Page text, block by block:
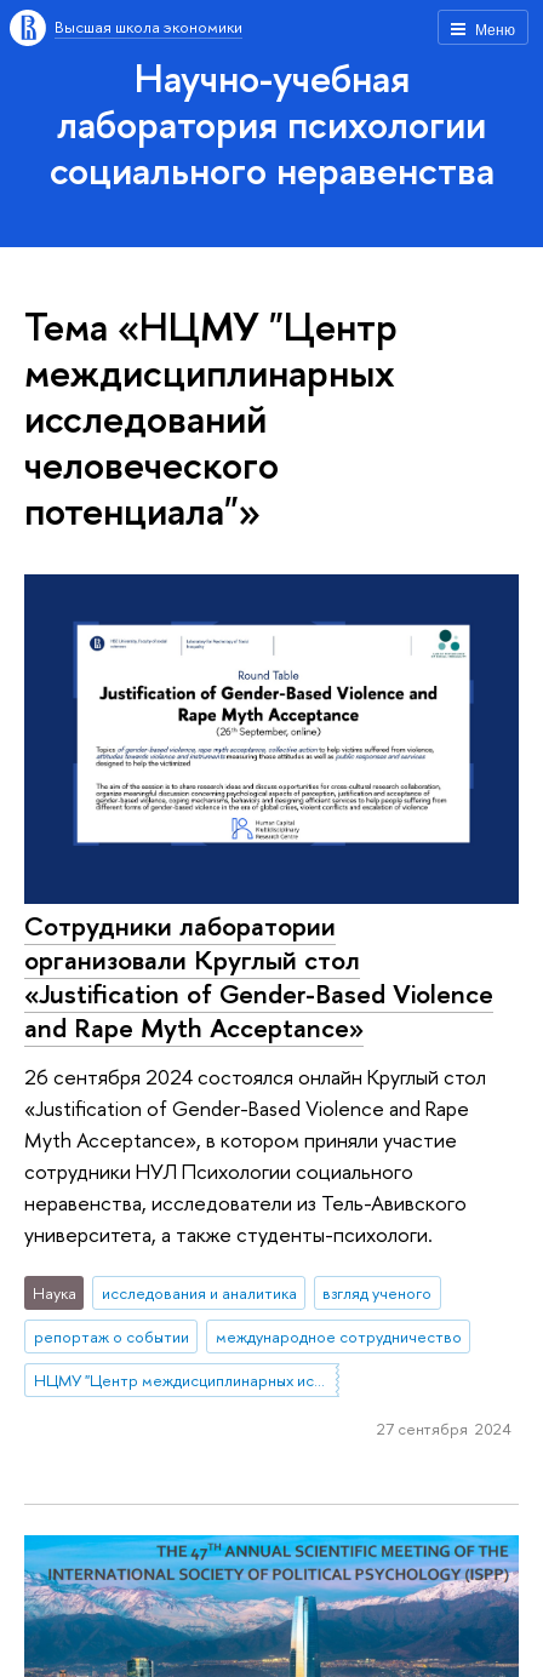
Меню
Высшая школа экономики
Научно-учебная
лаборатория психологии
социального неравенства
Тема «НЦМУ "Центр
междисциплинарных
исследований
человеческого
потенциала"»
Сотрудники лаборатории
организовали Круглый стол
«Justification of Gender-Based Violence
and Rape Myth Acceptance»
26 сентября 2024 состоялся онлайн Круглый стол
«Justification of Gender-Based Violence and Rape
Myth Acceptance», в котором приняли участие
сотрудники НУЛ Психологии социального
неравенства, исследователи из Тель-Авивского
университета, а также студенты-психологи.
Наука исследования и аналитика
взгляд ученого
репортаж о событии
международное сотрудничество
НЦМУ "Центр междисциплинарных исследований человеческого потенциала"
27 сентября 2024